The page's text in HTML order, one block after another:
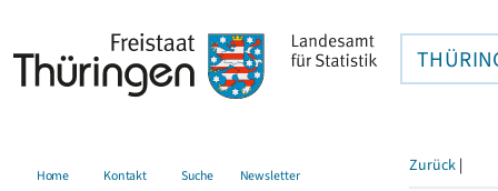
Home Kontakt Suche Newsletter Zurück |